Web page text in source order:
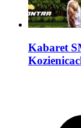
Kabaret